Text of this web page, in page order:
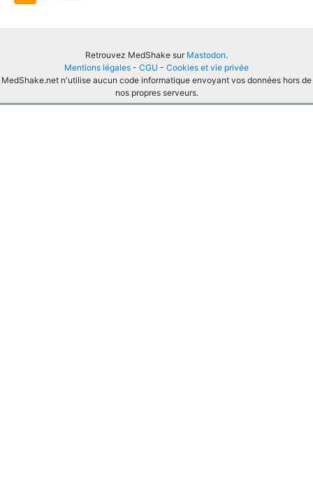
Retrouvez MedShake sur Mastodon.
Mentions légales - CGU - Cookies et vie privée
MedShake.net n'utilise aucun code informatique envoyant vos données hors de
nos propres serveurs.